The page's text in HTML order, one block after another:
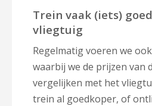
Trein vaak (iets)
vliegtuig
Regelmatig voeren we
waarbij we de prijzen van
vergelijken met het
trein al goedkoper, of